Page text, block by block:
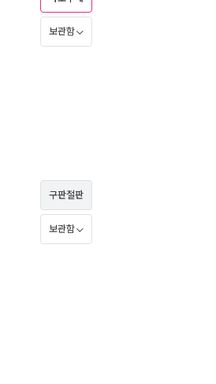
보관함
구판절판
보관함